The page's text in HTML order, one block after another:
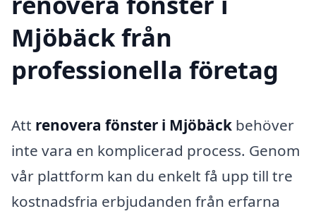
Mjöbäck från
professionella företag
Att renovera fönster i Mjöbäck behöver
inte vara en komplicerad process. Genom
vår plattform kan du enkelt få upp till tre
kostnadsfria erbjudanden från erfarna